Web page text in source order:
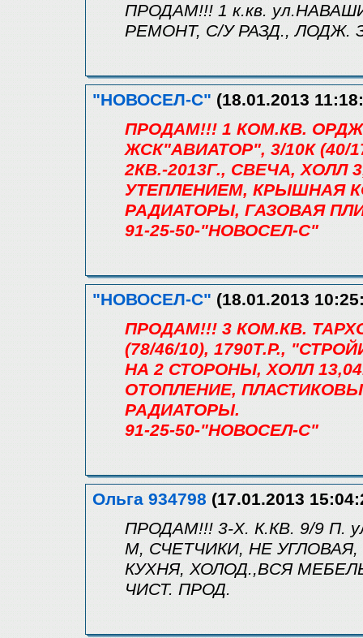
ПРОДАМ!!! 1 к.кв.
РЕМОНТ, С/У РАЗД., ЛОДЖ.
"НОВОСЕЛ-С" (18.01.2013
ПРОДАМ!!! 1 КОМ.КВ.
ЖСК"АВИАТОР", 3/10К (40/
2КВ.-2013Г., СВЕЧА,
УТЕПЛЕНИЕМ, КРЫШНАЯ
РАДИАТОРЫ, ГАЗОВАЯ
91-25-50-"НОВОСЕЛ-С"
"НОВОСЕЛ-С" (18.01.2013
ПРОДАМ!!! 3 КОМ.КВ.
(78/46/10), 1790Т.Р.,
НА 2 СТОРОНЫ, ХОЛЛ
ОТОПЛЕНИЕ,
РАДИАТОРЫ.
91-25-50-"НОВОСЕЛ-С"
Ольга 934798 (17.01.2013
ПРОДАМ!!! 3-Х. К.КВ. 9/9 П.
М, СЧЕТЧИКИ, НЕ
КУХНЯ, ХОЛОД.,ВСЯ
ЧИСТ. ПРОД.